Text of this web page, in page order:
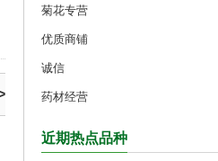
菊花专营
优质商铺
诚信
药材经营
近期热点品种